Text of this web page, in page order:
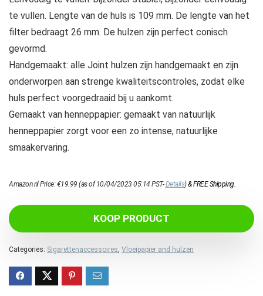
te vullen. Lengte van de huls is 109 mm. De lengte van het
filter bedraagt 26 mm. De hulzen zijn perfect conisch
gevormd.
Handgemaakt: alle Joint hulzen zijn handgemaakt en zijn
onderworpen aan strenge kwaliteitscontroles, zodat elke
huls perfect voorgedraaid bij u aankomt.
Gemaakt van henneppapier: gemaakt van natuurlijk
henneppapier zorgt voor een zo intense, natuurlijke
smaakervaring.
Amazon.nl Price:€19.99 (as of 10/04/2023 05:14 PST-Details)&FREE Shipping.
KOOP PRODUCT
Categories: Sigarettenaccessoires, Vloeipapier and hulzen